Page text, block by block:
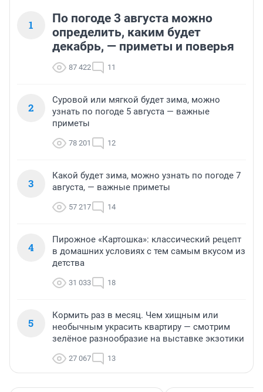
1
По погоде 3 августа можно
определить, каким будет
декабрь, — приметы и поверья
87 422 11
2
Суровой или мягкой будет зима, можно
узнать по погоде 5 августа — важные
приметы
78 201 12
3
Какой будет зима, можно узнать по погоде 7
августа, — важные приметы
57 217 14
4
Пирожное «Картошка»: классический рецепт
в домашних условиях с тем самым вкусом из
детства
31 033 18
5
Кормить раз в месяц. Чем хищным или
необычным украсить квартиру — смотрим
зелёное разнообразие на выставке экзотики
27 067 13